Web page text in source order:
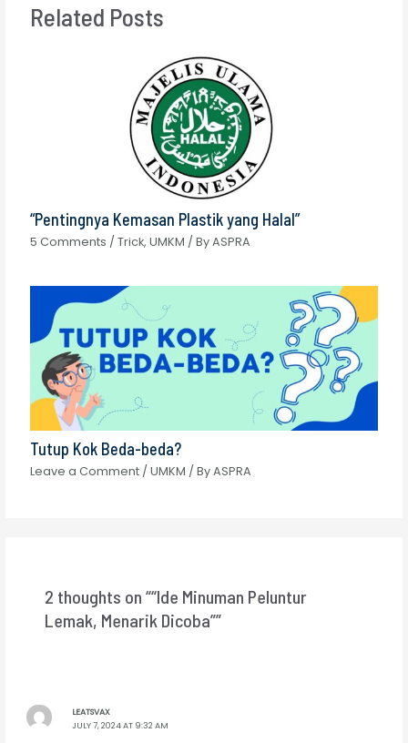
Related Posts
“Pentingnya Kemasan Plastik yang Halal”
5 Comments /Trick,UMKM / ByASPRA
Tutup Kok Beda-beda?
Leave a Comment /UMKM / ByASPRA
2 thoughts on ““Ide Minuman Peluntur
Lemak, Menarik Dicoba””
LEATSVAX
JULY 7, 2024 AT 9:32 AM